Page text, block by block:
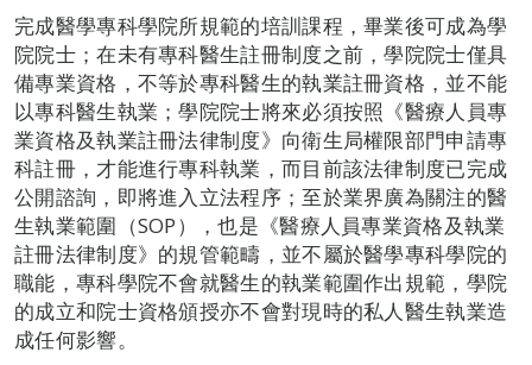
完成醫學專科學院所規範的培訓課程，畢業後可成為學
院院士；在未有專科醫生註冊制度之前，學院院士僅具
備專業資格，不等於專科醫生的執業註冊資格，並不能
以專科醫生執業；學院院士將來必須按照《醫療人員專
業資格及執業註冊法律制度》向衛生局權限部門申請專
科註冊，才能進行專科執業，而目前該法律制度已完成
公開諮詢，即將進入立法程序；至於業界廣為關注的醫
生執業範圍（SOP），也是《醫療人員專業資格及執業
註冊法律制度》的規管範疇，並不屬於醫學專科學院的
職能，專科學院不會就醫生的執業範圍作出規範，學院
的成立和院士資格頒授亦不會對現時的私人醫生執業造
成任何影響。